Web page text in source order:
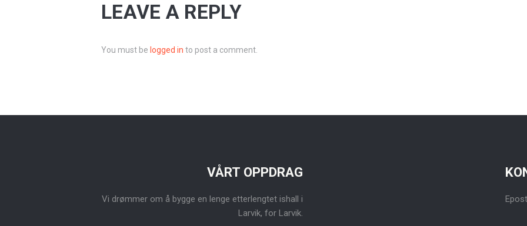
LEAVE A REPLY
You must be logged in to post a comment.
VÅRT OPPDRAG
Vi drømmer om å bygge en lenge etterlengtet ishall i
Larvik, for Larvik.